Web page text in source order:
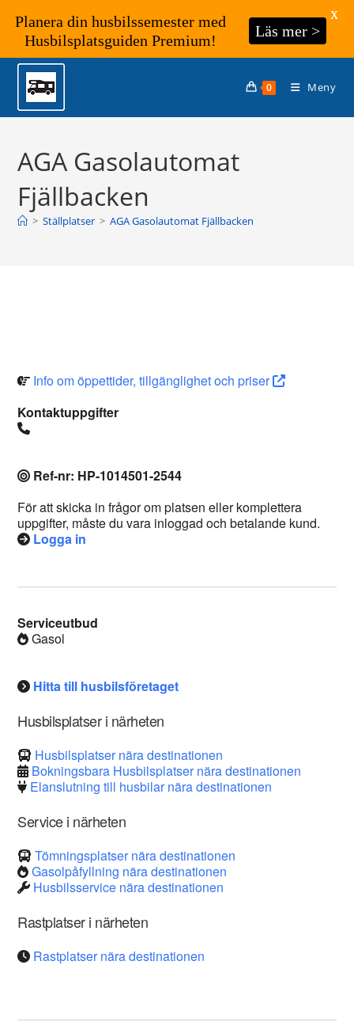
Hoppa
innehållet
0 Meny
AGA Gasolautomat
Fjällbacken
> Ställplatser > AGA Gasolautomat Fjällbacken
Info om öppettider, tillgänglighet och priser
Kontaktuppgifter
Ref-nr: HP-1014501-2544
För att skicka in frågor om platsen eller komplettera
uppgifter, måste du vara inloggad och betalande kund.
Logga in
Serviceutbud
Gasol
Hitta till husbilsföretaget
Husbilsplatser i närheten
Husbilsplatser nära destinationen
Bokningsbara Husbilsplatser nära destinationen
Elanslutning till husbilar nära destinationen
Service i närheten
Tömningsplatser nära destinationen
Gasolpåfyllning nära destinationen
Husbilsservice nära destinationen
Rastplatser i närheten
Rastplatser nära destinationen
Planera din husbilssemester med
Husbilsplatsguiden Premium!
Läs mer >
X